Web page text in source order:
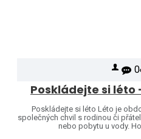
0
Poskládejte si léto
Poskládejte si léto Léto je
společných chvil s rodinou či
nebo pobytu u vody.